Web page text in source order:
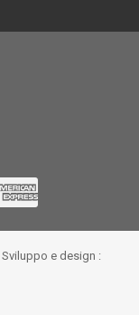
e design :